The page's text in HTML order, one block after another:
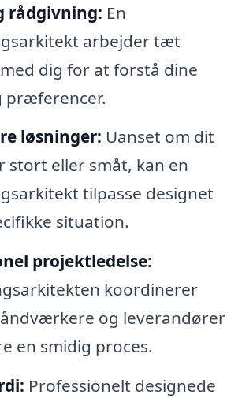
rådgivning: En
arbejder tæt
dig for at forstå dine
præferencer.
løsninger: Uanset om dit
stort eller småt, kan en
tilpasse designet
situation.
projektledelse:
koordinerer
og leverandører
en smidig proces.
Professionelt designede